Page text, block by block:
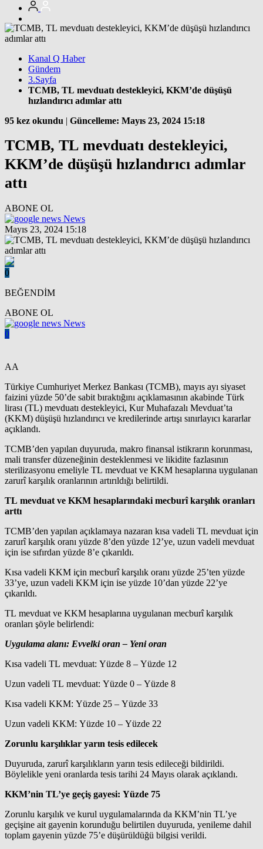
Kanal Q Haber
Gündem
3.Sayfa
TCMB, TL mevduatı destekleyici, KKM’de düşüşü
hızlandırıcı adımlar attı
95 kez okundu | Güncelleme: Mayıs 23, 2024 15:18
TCMB, TL mevduatı destekleyici,
KKM’de düşüşü hızlandırıcı adımlar
attı
ABONE OL
News
Mayıs 23, 2024 15:18
0
BEĞENDİM
ABONE OL
News
0
AA
Türkiye Cumhuriyet Merkez Bankası (TCMB), mayıs ayı siyaset
faizini yüzde 50’de sabit bıraktığını açıklamasının akabinde Türk
lirası (TL) mevduatı destekleyici, Kur Muhafazalı Mevduat’ta
(KKM) düşüşü hızlandırıcı ve kredilerinde artışı sınırlayıcı kararlar
açıklandı.
TCMB’den yapılan duyuruda, makro finansal istikrarın korunması,
mali transfer düzeneğinin desteklenmesi ve likidite fazlasının
sterilizasyonu emeliyle TL mevduat ve KKM hesaplarına uygulanan
zarurî karşılık oranlarının artırıldığı belirtildi.
TL mevduat ve KKM hesaplarındaki mecburî karşılık oranları
arttı
TCMB’den yapılan açıklamaya nazaran kısa vadeli TL mevduat için
zarurî karşılık oranı yüzde 8’den yüzde 12’ye, uzun vadeli mevduat
için ise sıfırdan yüzde 8’e çıkarıldı.
Kısa vadeli KKM için mecburî karşılık oranı yüzde 25’ten yüzde
33’ye, uzun vadeli KKM için ise yüzde 10’dan yüzde 22’ye
çıkarıldı.
TL mevduat ve KKM hesaplarına uygulanan mecburî karşılık
oranları şöyle belirlendi:
Uygulama alanı: Evvelki oran – Yeni oran
Kısa vadeli TL mevduat: Yüzde 8 – Yüzde 12
Uzun vadeli TL mevduat: Yüzde 0 – Yüzde 8
Kısa vadeli KKM: Yüzde 25 – Yüzde 33
Uzun vadeli KKM: Yüzde 10 – Yüzde 22
Zorunlu karşılıklar yarın tesis edilecek
Duyuruda, zarurî karşılıkların yarın tesis edileceği bildirildi.
Böylelikle yeni oranlarda tesis tarihi 24 Mayıs olarak açıklandı.
KKM’nin TL’ye geçiş gayesi: Yüzde 75
Zorunlu karşılık ve kurul uygulamalarında da KKM’nin TL’ye
geçişine ait gayenin korunduğu belirtilen duyuruda, yenileme dahil
toplam gayenin yüzde 75’e düşürüldüğü bilgisi verildi.